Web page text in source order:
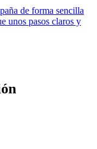
de forma sencilla
unos pasos claros y